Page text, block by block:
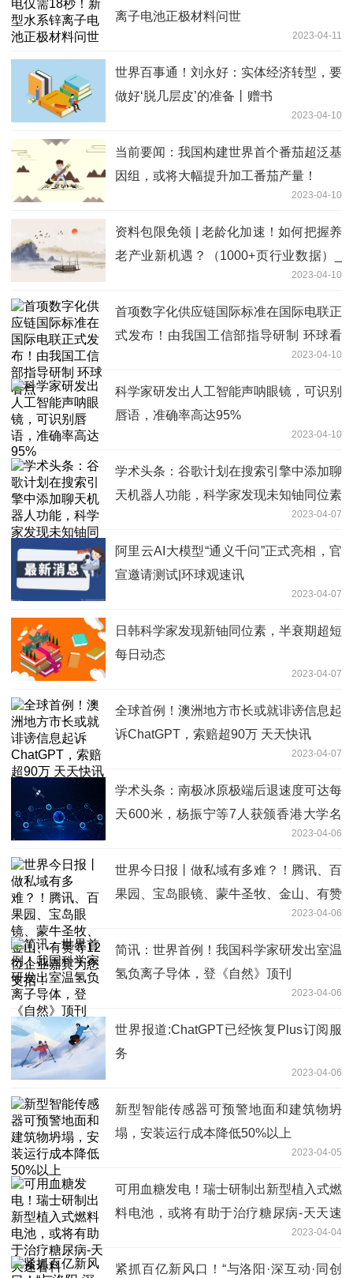
离子电池正极材料问世
2023-04-11
世界百事通！刘永好：实体经济转型，要
做好‘脱几层皮’的准备丨赠书
2023-04-10
当前要闻：我国构建世界首个番茄超泛基
因组，或将大幅提升加工番茄产量！
2023-04-10
资料包限免领 | 老龄化加速！如何把握养
老产业新机遇？（1000+页行业数据）_
2023-04-10
首项数字化供应链国际标准在国际电联正
式发布！由我国工信部指导研制 环球看
2023-04-10
科学家研发出人工智能声呐眼镜，可识别
唇语，准确率高达95%
2023-04-10
学术头条：谷歌计划在搜索引擎中添加聊
天机器人功能，科学家发现未知铀同位素
2023-04-07
阿里云AI大模型“通义千问”正式亮相，官
宣邀请测试|环球观速讯
2023-04-07
日韩科学家发现新铀同位素，半衰期超短
每日动态
2023-04-07
全球首例！澳洲地方市长或就诽谤信息起
诉ChatGPT，索赔超90万 天天快讯
2023-04-07
学术头条：南极冰原极端后退速度可达每
天600米，杨振宁等7人获颁香港大学名
2023-04-06
世界今日报丨做私域有多难？！腾讯、百
果园、宝岛眼镜、蒙牛圣牧、金山、有赞
2023-04-06
简讯：世界首例！我国科学家研发出室温
氢负离子导体，登《自然》顶刊
2023-04-06
世界报道:ChatGPT已经恢复Plus订阅服
务
2023-04-06
新型智能传感器可预警地面和建筑物坍
塌，安装运行成本降低50%以上
2023-04-05
可用血糖发电！瑞士研制出新型植入式燃
料电池，或将有助于治疗糖尿病-天天速
2023-04-04
紧抓百亿新风口！“与洛阳·深互动·同创